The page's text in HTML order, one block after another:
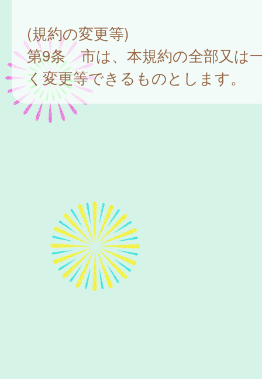
(規約の変更等)
第9条 市は、本規約の全部又は
く変更等できるものとします。